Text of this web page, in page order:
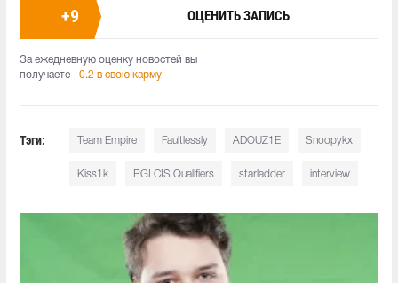
+9 ОЦЕНИТЬ ЗАПИСЬ
За ежедневную оценку новостей вы
получаете +0.2 в свою карму
Тэги: Team Empire Faultlessly ADOUZ1E Snoopykx
Kiss1k PGI CIS Qualifiers starladder interview